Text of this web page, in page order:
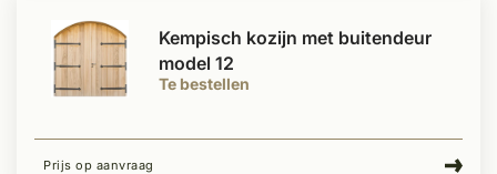
Te bestellen
Kempisch kozijn met buitendeur
model 12
Prijs op aanvraag